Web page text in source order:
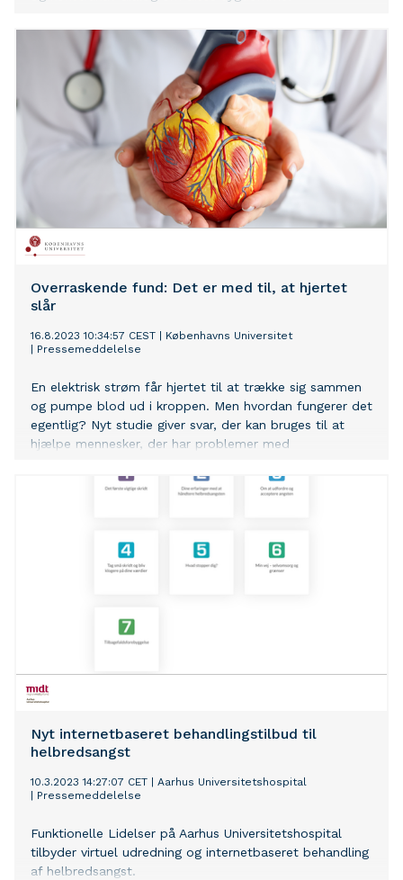
Overraskende fund: Det er med til, at hjertet
slår
16.8.2023 10:34:57 CEST
Københavns Universitet
Pressemeddelelse
En elektrisk strøm får hjertet til at trække sig sammen
og pumpe blod ud i kroppen. Men hvordan fungerer det
egentlig? Nyt studie giver svar, der kan bruges til at
hjælpe mennesker, der har problemer med
Nyt internetbaseret behandlingstilbud til
helbredsangst
10.3.2023 14:27:07 CET
Aarhus Universitetshospital
Pressemeddelelse
Funktionelle Lidelser på Aarhus Universitetshospital
tilbyder virtuel udredning og internetbaseret behandling
af helbredsangst.